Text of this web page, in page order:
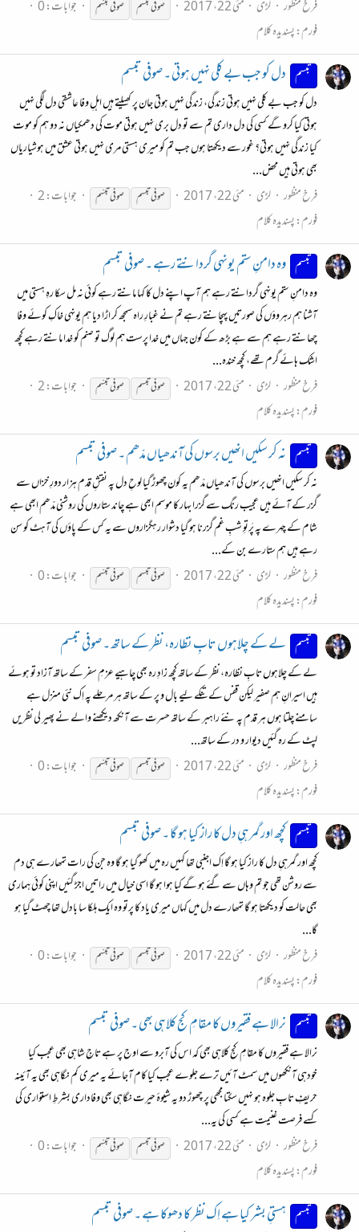
فرخ منظور لڑی مئی 22، 2017 صوفیتبسم صوفیتبسّم
جوابات: 0
فورم:پسندیدہ کلام
تبسم دل کو جب بے کلی نہیں ہوتی ۔ صوفی تبسم
دل کو جب بے کلی نہیں ہوتی زندگی، زندگی نہیں ہوتی جان پر کھیلتے ہیں اہلِ وفا عاشقی دل لگی نہیں
ہوتی کیا کرو گے کسی کی دل داری تم سے تو دل بری نہیں ہوتی موت کی دھمکیاں نہ دو ہم کو موت
کیا زندگی نہیں ہوتی؟ غور سے دیکھتا ہوں جب تم کو میری ہستی مری نہیں ہوتی عشق میں ہوشیاریاں
بھی ہوتی ہیں محض...
فرخ منظور لڑی مئی 22، 2017 صوفیتبسم صوفیتبسّم
جوابات: 2
فورم:پسندیدہ کلام
تبسم وہ دامنِ ستم یونہی گردانتے رہے ۔ صوفی تبسم
وہ دامنِ ستم یونہی گردانتے رہے ہم آپ اپنے دل کا کہا مانتے رہے کوئی نہ مل سکا رہِ ہستی میں
آشنا ہم رہروؤں کی صورتیں پہچانتے رہے تم نے غبارِ راہ سمجھ کر اڑا دیا ہم یونہی خاکِ کوئے وفا
چھانتے رہے ہم سے ہے بڑھ کے کون جہاں میں خدا پرست ہم لوگ تو صنم کو خدا مانتے رہے کچھ
اشک ہائے گرم تھے، کچھ خندہ...
فرخ منظور لڑی مئی 22، 2017 صوفیتبسم صوفیتبسّم
جوابات: 2
فورم:پسندیدہ کلام
تبسم نہ کر سکیں انھیں برسوں کی آندھیاں مدّھم ۔ صوفی تبسم
نہ کر سکیں انھیں برسوں کی آندھیاں مدّھم یہ کون چھوڑ گیا لوحِ دل پہ نقشِ قدم ہزار دورِ خزاں سے
گزر کے آئے ہیں عجیب رنگ سے گزرا بہار کا موسم ابھی ہے چاند ستاروں کی روشنی مدّھم ابھی ہے
شام کے چہرے پہ پَرتوِ شبِ غم گزرنا ہو گیا دشوار رہگزاروں سے یہ کس کے پاؤں کی آہٹ کو سن
رہے ہیں ہم ستارے بن کے...
فرخ منظور لڑی مئی 22، 2017 صوفیتبسم صوفیتبسّم
جوابات: 0
فورم:پسندیدہ کلام
تبسم لے کے چلاہوں تابِ نظارہ، نظر کے ساتھ ۔ صوفی تبسم
لے کے چلاہوں تابِ نظارہ، نظر کے ساتھ کچھ زادِ رہ بھی چاہیے عزمِ سفر کے ساتھ آزاد تو ہوئے
ہیں اسیرانِ ہم صفیر لیکن قفس کے تنکے لیے بال و پر کے ساتھ ہر مرحلے پہ اِک نئی منزل ہے
سامنے چلتا ہوں ہر قدم پہ نئے راہبر کے ساتھ حسرت سے آنکھ دیکھنے والے نے پھیر لی نظریں
لپٹ کے رہ گئیں دیوار و در کے ساتھ...
فرخ منظور لڑی مئی 22، 2017 صوفیتبسم صوفیتبسّم
جوابات: 0
فورم:پسندیدہ کلام
تبسم کچھ اور گمرہیِ دل کا راز کیا ہو گا ۔ صوفی تبسم
کچھ اور گمرہیِ دل کا راز کیا ہو گا اِک اجنبی تھا کہیں رہ میں کھو گیا ہو گا وہ جن کی رات تمھارے ہی دم
سے روشن تھی جو تم وہاں سے گئے ہو گے کیا ہوا ہو گا اسی خیال میں راتیں اجڑ گئیں اپنی کوئی ہماری
بھی حالت کو دیکھتا ہو گا تمھارے دل میں کہاں میری یاد کا پرتو وہ ایک ہلکا سا بادل تھا چھٹ گیا ہو
گا...
فرخ منظور لڑی مئی 22، 2017 صوفیتبسم صوفیتبسّم
جوابات: 0
فورم:پسندیدہ کلام
تبسم نرالا ہے فقیروں کا مقامِ کج کلاہی بھی ۔ صوفی تبسم
نرالا ہے فقیروں کا مقامِ کج کلاہی بھی کہ اس کی آبرو سے اوج پر ہے تاجِ شاہی بھی عجب کیا
خودہی آنکھوں میں سمٹ آئیں ترے جلوے عجب کیا کام آجائے یہ میری کم نگاہی بھی یہ آئینہ
حریفِ تابِ جلوہ ہو نہیں سکتا مجھی پر چھوڑ دو یہ شیوۂ حیرت نگاہی بھی وفاداری بشرطِ استواری کی
کسے فرصت غنیمت ہے کسی کی یہ...
فرخ منظور لڑی مئی 22، 2017 صوفیتبسم صوفیتبسّم
جوابات: 0
فورم:پسندیدہ کلام
تبسم ہستیِ بشر کیا ہے اِک نظر کا دھوکا ہے ۔ صوفی تبسم